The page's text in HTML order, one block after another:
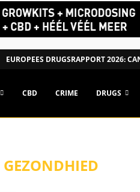
EUROPEES DRUGSRAPPORT 2026:
CBD CRIME DRUGS
GEZONDHIED